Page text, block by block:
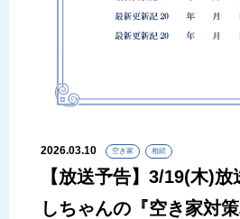
2026.03.10 空き家 相続
【放送予告】3/19(木)
しちゃんの『空き家対策